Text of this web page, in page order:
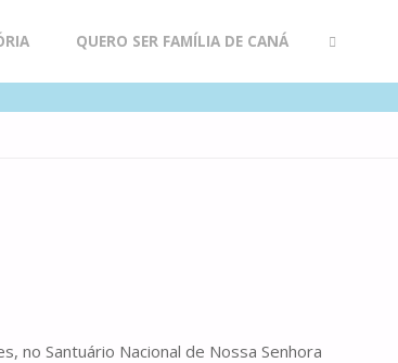
QUERO SER FAMÍLIA DE CANÁ
no Santuário Nacional de Nossa Senhora